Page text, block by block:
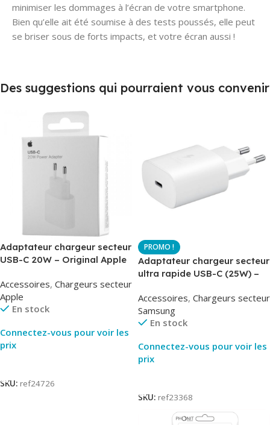
minimiser les dommages à l’écran de votre smartphone.
Bien qu’elle ait été soumise à des tests poussés, elle peut
se briser sous de forts impacts, et votre écran aussi !
Des suggestions qui pourraient vous convenir
Adaptateur chargeur secteur
USB-C 20W – Original Apple
Original
Accessoires, Chargeurs secteur
Apple
En stock
Connectez-vous pour voir les
prix
SKU: ref24726
Adaptateur chargeur secteur
ultra rapide USB-C (25W) –
EP-TA800
Accessoires, Chargeurs secteur
Samsung
En stock
Connectez-vous pour voir les
prix
SKU: ref23368